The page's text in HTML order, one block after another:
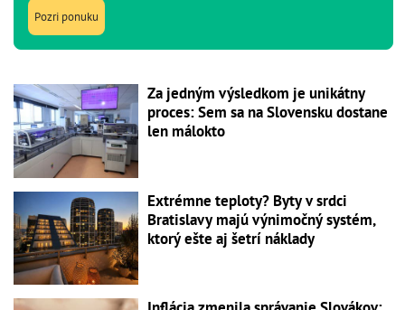
Pozri ponuku
Za jedným výsledkom je unikátny
proces: Sem sa na Slovensku dostane
len málokto
Extrémne teploty? Byty v srdci
Bratislavy majú výnimočný systém,
ktorý ešte aj šetrí náklady